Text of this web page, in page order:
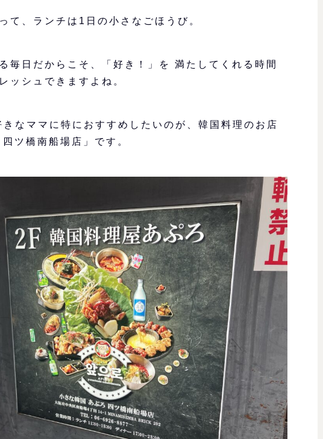
て、ランチは1日の小さなごほうび。
毎日だからこそ、「好き！」を 満たしてくれる時間
ッシュできますよね。
なママに特におすすめしたいのが、韓国料理のお店
ツ橋南船場店」です。